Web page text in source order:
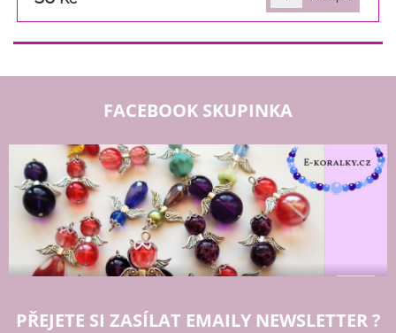
FACEBOOK SKUPINKA
PŘEJETE SI ZASÍLAT EMAILY NEWSLETTER ?